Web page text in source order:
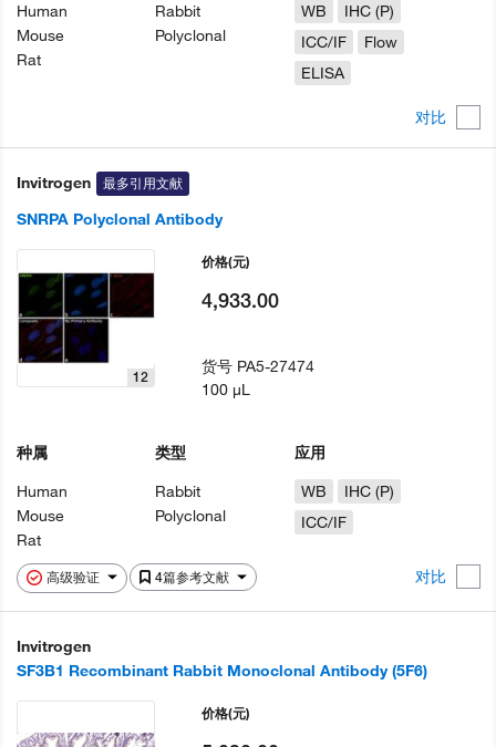
对比
Human
Mouse
Rat
Rabbit
Polyclonal
WB
IHC (P)
ICC/IF
Flow
ELISA
Invitrogen 最多引用文献
SNRPA Polyclonal Antibody
高级验证 4篇参考文献 对比
12
种属
Human
Mouse
Rat
类型
Rabbit
Polyclonal
应用
WB
IHC (P)
ICC/IF
价格(元)
4,933.00
货号 PA5-27474
100 µL
Invitrogen
SF3B1 Recombinant Rabbit Monoclonal Antibody (5F6)
价格(元)